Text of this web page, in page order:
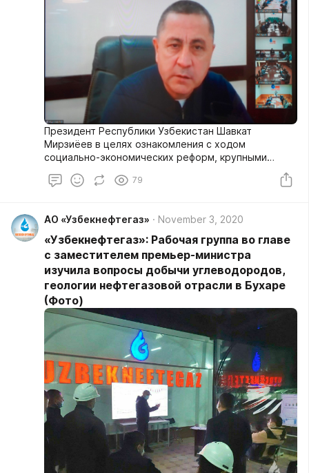
Президент Республики Узбекистан Шавкат
Мирзиёев в целях ознакомления с ходом
социально-экономических реформ, крупными
ноября посетил Кашкадарьинскую область.
79
АО «Узбекнефтегаз» November 3, 2020
«Узбекнефтегаз»: Рабочая группа во главе
с заместителем премьер-министра
изучила вопросы добычи углеводородов,
геологии нефтегазовой отрасли в Бухаре
(Фото)